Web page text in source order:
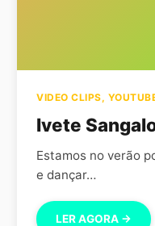
VIDEO CLIPS,
Ivete
Estamos no verão
e dançar…
LER AGORA →